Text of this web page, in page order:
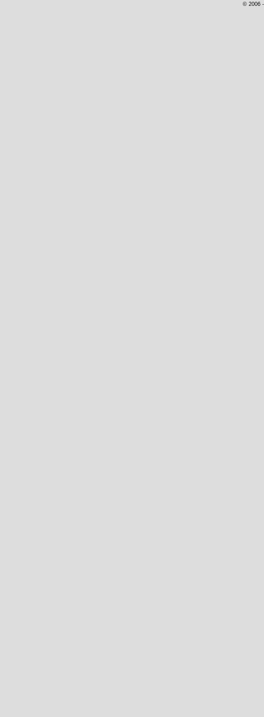
© 2006